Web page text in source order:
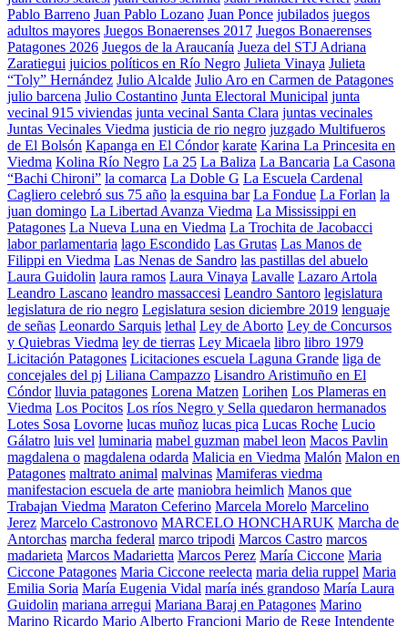
Pablo Barreno Juan Pablo Lozano Juan Ponce jubilados juegos
adultos mayores Juegos Bonaerenses 2017 Juegos Bonaerenses
Patagones 2026 Juegos de la Araucanía Jueza del STJ Adriana
Zaratiegui juicios políticos en Río Negro Julieta Vinaya Julieta
“Toly” Hernández Julio Alcalde Julio Aro en Carmen de Patagones
julio barcena Julio Costantino Junta Electoral Municipal junta
vecinal 915 viviendas junta vecinal Santa Clara juntas vecinales
Juntas Vecinales Viedma justicia de rio negro juzgado Multifueros
de El Bolsón Kapanga en El Cóndor karate Karina La Princesita en
Viedma Kolina Río Negro La 25 La Baliza La Bancaria La Casona
“Bachi Chironi” la comarca La Doble G La Escuela Cardenal
Cagliero celebró sus 75 año la esquina bar La Fondue La Forlan la
juan domingo La Libertad Avanza Viedma La Mississippi en
Patagones La Nueva Luna en Viedma La Trochita de Jacobacci
labor parlamentaria lago Escondido Las Grutas Las Manos de
Filippi en Viedma Las Nenas de Sandro las pastillas del abuelo
Laura Guidolin laura ramos Laura Vinaya Lavalle Lazaro Artola
Leandro Lascano leandro massaccesi Leandro Santoro legislatura
legislatura de rio negro Legislatura sesion diciembre 2019 lenguaje
de señas Leonardo Sarquis lethal Ley de Aborto Ley de Concursos
y Quiebras Viedma ley de tierras Ley Micaela libro libro 1979
Licitación Patagones Licitaciones escuela Laguna Grande liga de
concejales del pj Liliana Campazzo Lisandro Aristimuño en El
Cóndor lluvia patagones Lorena Matzen Lorihen Los Plameras en
Viedma Los Pocitos Los ríos Negro y Sella quedaron hermanados
Lotes Sosa Lovorne lucas muñoz lucas pica Lucas Roche Lucio
Gálatro luis vel luminaria mabel guzman mabel leon Macos Pavlin
magdalena o magdalena odarda Malicia en Viedma Malón Malon en
Patagones maltrato animal malvinas Mamiferas viedma
manifestacion escuela de arte maniobra heimlich Manos que
Trabajan Viedma Maraton Ceferino Marcela Morelo Marcelino
Jerez Marcelo Castronovo MARCELO HONCHARUK Marcha de
Antorchas marcha federal marco tripodi Marcos Castro marcos
madarieta Marcos Madarietta Marcos Perez María Ciccone Maria
Ciccone Patagones Maria Ciccone reelecta maria delia ruppel Maria
Emilia Soria María Eugenia Vidal maría inés grandoso María Laura
Guidolin mariana arregui Mariana Baraj en Patagones Marino
Marino Ricardo Mario Alberto Francioni Mario de Rege Intendente